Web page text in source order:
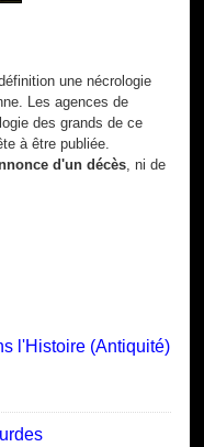
une nécrologie
Les agences de
des grands de ce
à être publiée.
d'un décès , ni de
l'Histoire (Antiquité)